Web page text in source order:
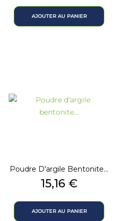
base
AJOUTER AU PANIER
Poudre D'argile Bentonite...
Prix
15,16 €
AJOUTER AU PANIER